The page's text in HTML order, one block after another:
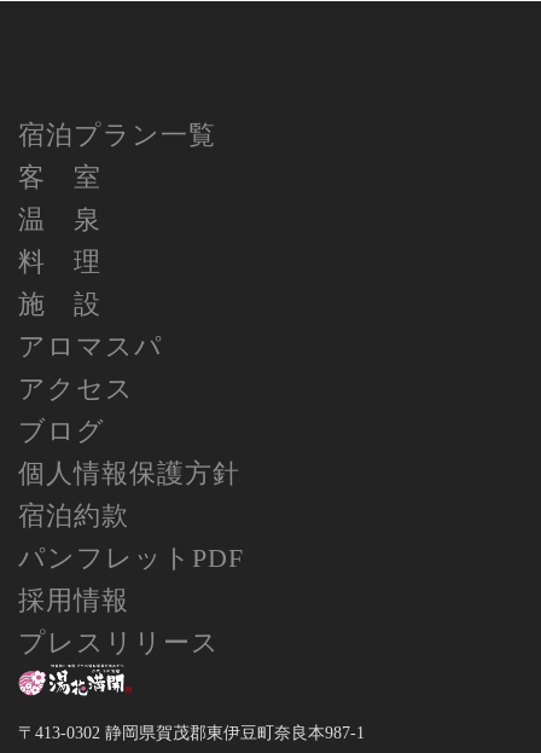
宿泊プラン一覧
客 室
温 泉
料 理
施 設
アロマスパ
アクセス
ブログ
個人情報保護方針
宿泊約款
パンフレットPDF
採用情報
プレスリリース
〒413-0302 静岡県賀茂郡東伊豆町奈良本987-1